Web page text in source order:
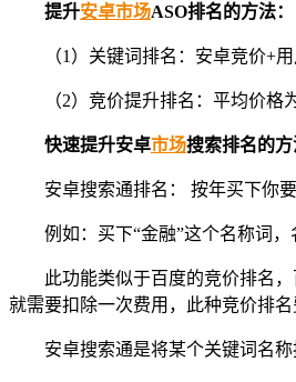
提升安卓市场ASO排名的方法：
（1）关键词排名：安卓竞价+
（2）竞价提升排名：平均价格
快速提升安卓市场搜索排名的方
安卓搜索通排名： 按年买下你要
例如：买下“金融”这个名称词
此功能类似于百度的竞价排名
就需要扣除一次费用，此种竞价排
安卓搜索通是将某个关键词名